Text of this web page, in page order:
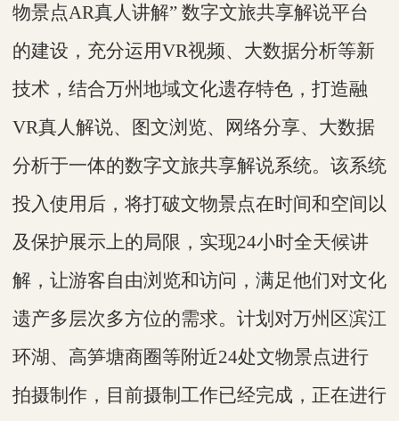
物景点AR真人讲解” 数字文旅共享解说平台
的建设，充分运用VR视频、大数据分析等新
技术，结合万州地域文化遗存特色，打造融
VR真人解说、图文浏览、网络分享、大数据
分析于一体的数字文旅共享解说系统。该系统
投入使用后，将打破文物景点在时间和空间以
及保护展示上的局限，实现24小时全天候讲
解，让游客自由浏览和访问，满足他们对文化
遗产多层次多方位的需求。 计划对万州区滨江
环湖、高笋塘商圈等附近24处文物景点进行
拍摄制作，目前摄制工作已经完成，正在进行